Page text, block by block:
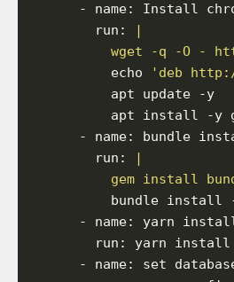
-
name: Install
run :
wget -q -O -
echo
'deb
apt
update
-y
apt
install -y
-
name: bundle
run :
gem install
bundle install
-
name: yarn
run : yarn
install
-
name: set